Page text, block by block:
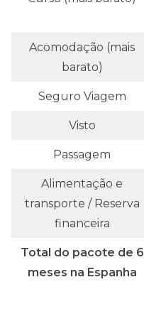
Acomodação (mais
barato)
Seguro Viagem
Visto
Passagem
Alimentação e
transporte / Reserva
financeira
Total do pacote de 6
meses na Espanha